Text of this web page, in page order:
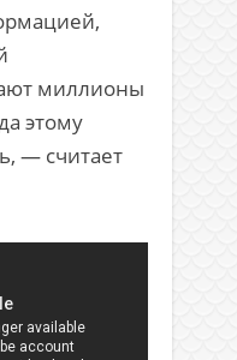
миллионы
этому
— считает